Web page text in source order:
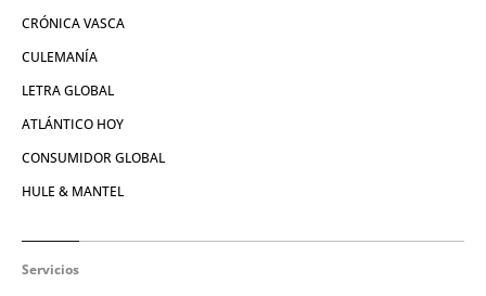
CRÓNICA VASCA
CULEMANÍA
LETRA GLOBAL
ATLÁNTICO HOY
CONSUMIDOR GLOBAL
HULE & MANTEL
Servicios